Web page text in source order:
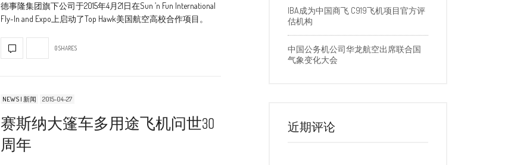
德事隆集团旗下公司于2015年4月21日在Sun ’n Fun International
Fly-In and Expo上启动了Top Hawk美国航空高校合作项目。
0 SHARES
NEWS | 新闻 2015-04-27
赛斯纳大篷车多用途飞机问世30
周年
IBA成为中国商飞 C919飞机项目官方评
估机构
中国公务机公司华龙航空出席联合国
气象变化大会
近期评论